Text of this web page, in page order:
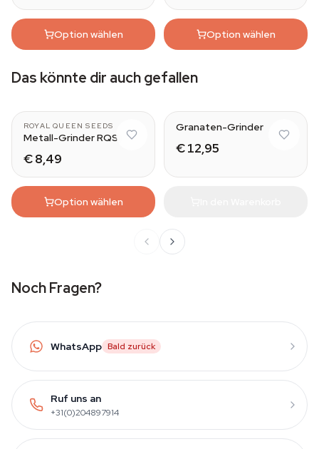
Option wählen Option wählen
Das könnte dir auch gefallen
ROYAL QUEEN SEEDS
Metall-Grinder RQS
€ 8,49
Option wählen
Granaten-Grinder
€ 12,95
Noch Fragen?
WhatsApp Bald zurück
Ruf uns an
+31(0)204897914